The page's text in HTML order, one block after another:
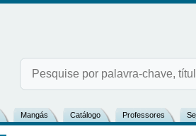
Mangás Catálogo Professores